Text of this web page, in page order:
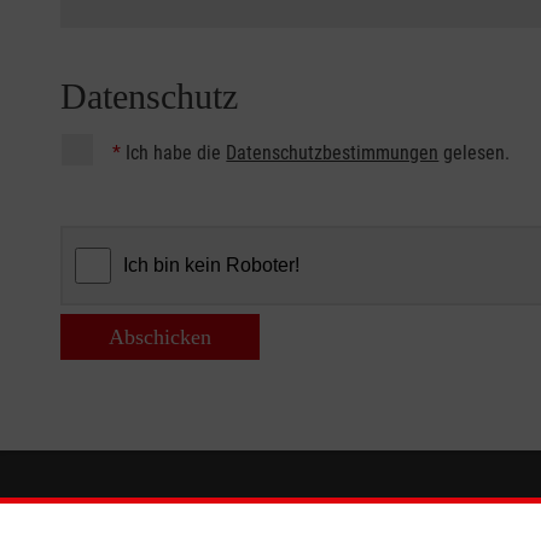
Datenschutz
* Ich habe die Datenschutzbestimmungen gelesen.
Abschicken
Informationen Die